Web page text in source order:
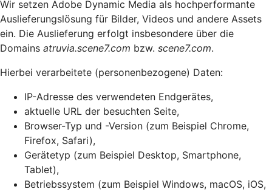
Wir setzen Adobe Dynamic Media als hochperformante
Auslieferungslösung für Bilder, Videos und andere Assets
ein. Die Auslieferung erfolgt insbesondere über die
Domains atruvia.scene7.com bzw. scene7.com.
Hierbei verarbeitete (personenbezogene) Daten:
IP-Adresse des verwendeten Endgerätes,
aktuelle URL der besuchten Seite,
Browser-Typ und -Version (zum Beispiel Chrome,
Firefox, Safari),
Gerätetyp (zum Beispiel Desktop, Smartphone,
Tablet),
Betriebssystem (zum Beispiel Windows, macOS, iOS,